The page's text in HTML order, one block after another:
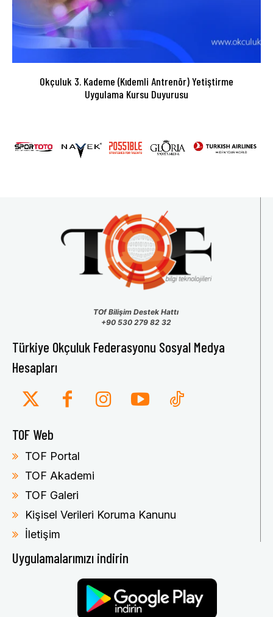
Okçuluk 3. Kademe (Kıdemli Antrenör) Yetiştirme
Uygulama Kursu Duyurusu
TOf Bilişim Destek Hattı
+90 530 279 82 32
Türkiye Okçuluk Federasyonu Sosyal Medya
Hesapları
TOF Web
TOF Portal
TOF Akademi
TOF Galeri
Kişisel Verileri Koruma Kanunu
İletişim
Uygulamalarımızı indirin